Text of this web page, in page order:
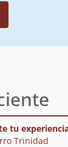
tu
Trinidad